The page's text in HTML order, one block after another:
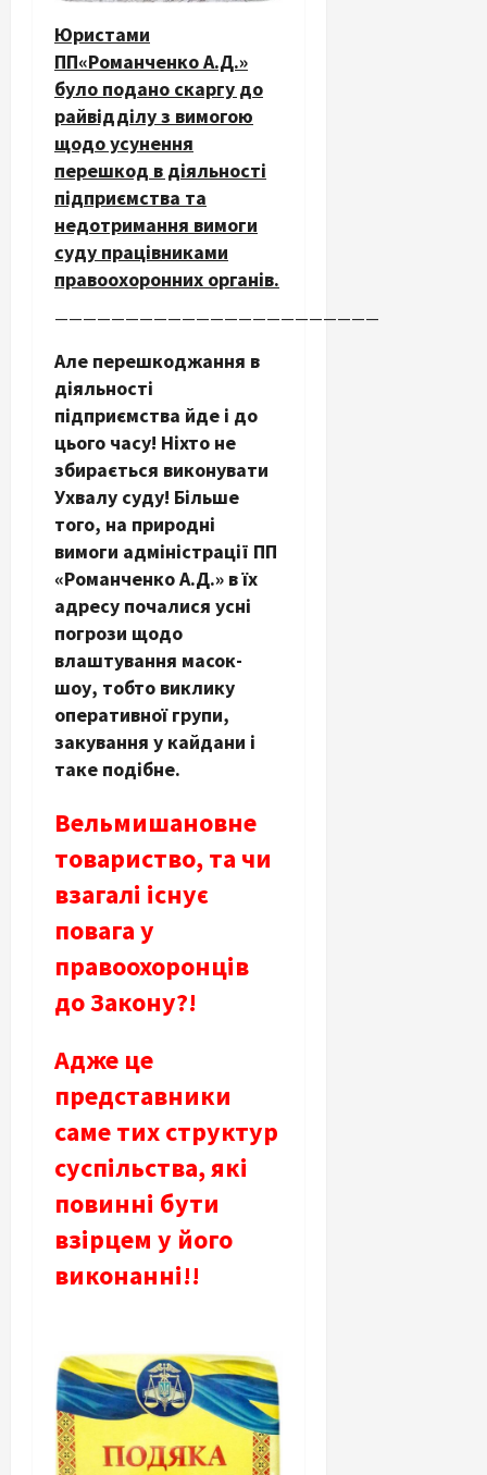
Юристами
ПП«Романченко А.Д.»
було подано скаргу до
райвідділу з вимогою
щодо усунення
перешкод в діяльності
підприємства та
недотримання вимоги
суду працівниками
правоохоронних органів.
———————————————————————
Але перешкоджання в
діяльності
підприємства йде і до
цього часу! Ніхто не
збирається виконувати
Ухвалу суду! Більше
того, на природні
вимоги адміністрації ПП
«Романченко А.Д.» в їх
адресу почалися усні
погрози щодо
влаштування масок-
шоу, тобто виклику
оперативної групи,
закування у кайдани і
таке подібне.
Вельмишановне
товариство, та чи
взагалі існує
повага у
правоохоронців
до Закону?!
Адже це
представники
саме тих структур
суспільства, які
повинні бути
взірцем у його
виконанні!!